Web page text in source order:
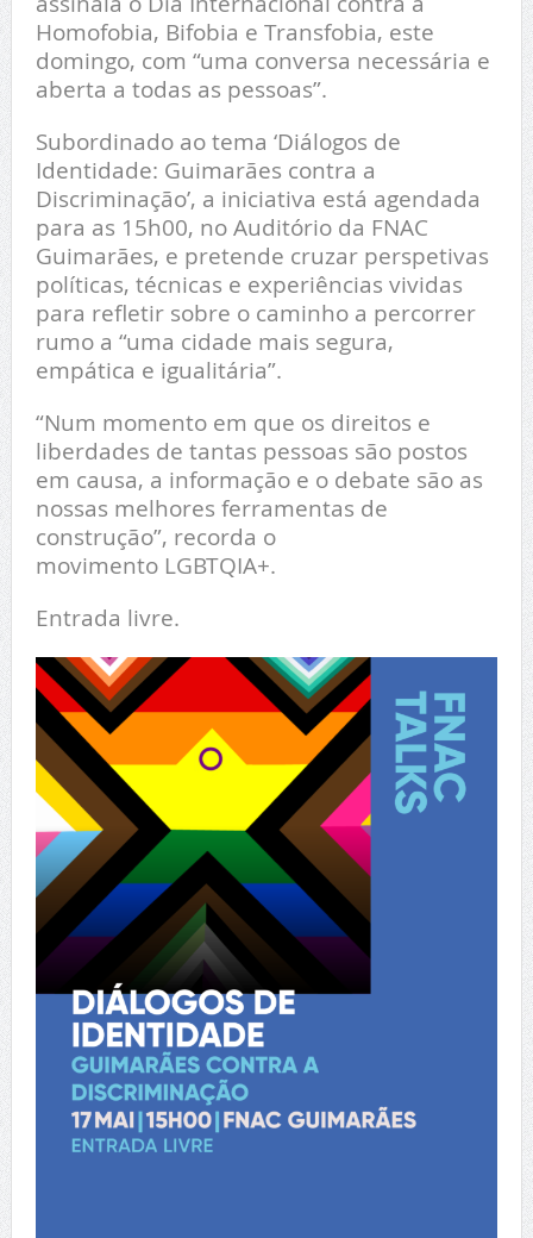
Homofobia, Bifobia e Transfobia, este
domingo, com “uma conversa necessária e
aberta a todas as pessoas”.
Subordinado ao tema ‘Diálogos de
Identidade: Guimarães contra a
Discriminação’, a iniciativa está agendada
para as 15h00, no Auditório da FNAC
Guimarães, e pretende cruzar perspetivas
políticas, técnicas e experiências vividas
para refletir sobre o caminho a percorrer
rumo a “uma cidade mais segura,
empática e igualitária”.
“Num momento em que os direitos e
liberdades de tantas pessoas são postos
em causa, a informação e o debate são as
nossas melhores ferramentas de
construção”, recorda o
movimento LGBTQIA+.
Entrada livre.